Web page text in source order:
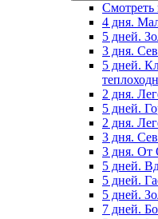
Смотреть
4 дня.
5 дней.
3 дня.
5 дней.
2 дня.
5 дней.
2 дня.
3 дня.
3 дня. От
5 дней.
5 дней.
5 дней.
7 дней.